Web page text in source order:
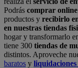
Podrás comprar online
productos y recibirlo
en nuestras tiendas
hogar y transformarlo
tiene 300 tiendas de
distintos. Aproveche
baratos y liquidaciones